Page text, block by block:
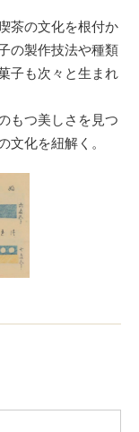
茶の文化を根付か
の製作技法や種類
子も次々と生まれ
もつ美しさを見つ
文化を紐解く。